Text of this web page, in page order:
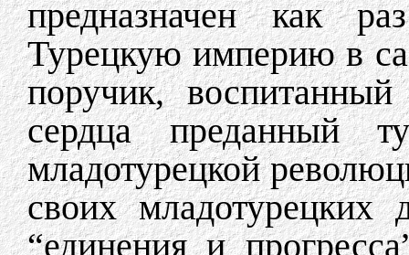
предназначен как
Турецкую империю в
поручик,
сердца преданный
младотурецкой
своих младотурецких
“единения и